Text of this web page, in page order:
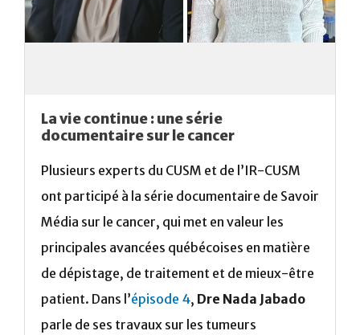
La vie continue : une série
documentaire sur le cancer
Plusieurs experts du CUSM et de l’IR-CUSM
ont participé à la série documentaire de Savoir
Média sur le cancer, qui met en valeur les
principales avancées québécoises en matière
de dépistage, de traitement et de mieux-être
patient. Dans l’épisode 4, Dre Nada Jabado
parle de ses travaux sur les tumeurs